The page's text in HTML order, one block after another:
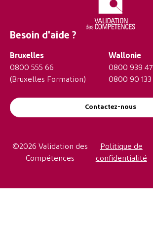
Besoin d'aide ?
Bruxelles
0800 555 66
(Bruxelles Formation)
Wallonie
0800 939 47
0800 90 133
Contactez-nous
©2026 Validation des
Compétences
Politique de
confidentialité